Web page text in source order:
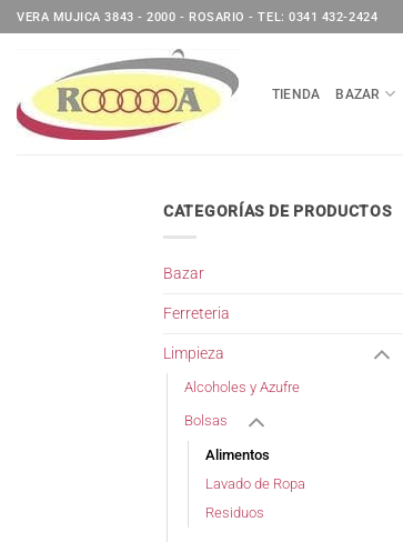
Saltar
al
VERA MUJICA 3843 - 2000 - ROSARIO - TEL: 0341 432-2424
TIENDA BAZAR
CATEGORÍAS DE PRODUCTOS
Bazar
Ferreteria
Limpieza
Alcoholes y Azufre
Bolsas
Alimentos
Lavado de Ropa
Residuos